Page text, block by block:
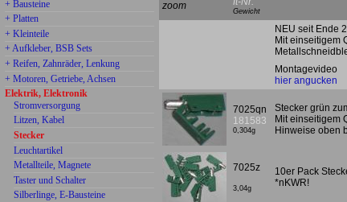
+ Bausteine
+ Platten
+ Kleinteile
+ Aufkleber, BSB Sets
+ Reifen, Zahnräder, Lenkung
+ Motoren, Getriebe, Achsen
Elektrik, Elektronik
Stromversorgung
Litzen, Kabel
Stecker
Leuchtartikel
Metallteile, Magnete
Taster und Schalter
Silberlinge, E-Bausteine
zoom Gewicht
NEU seit Ende
Mit einseitigem
Montagevideo
hier angucken
7025qn
181583
0,304g
Stecker grün
Mit einseitigem
Hinweise oben
7025z
3,04g
10er Pack
*nKWR!